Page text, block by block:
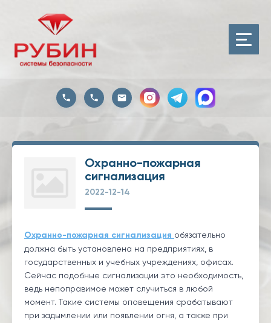
Охранно-пожарная
сигнализация
2022-12-14
Охранно-пожарная сигнализация обязательно
должна быть установлена на предприятиях, в
государственных и учебных учреждениях, офисах.
Сейчас подобные сигнализации это необходимость,
ведь непоправимое может случиться в любой
момент. Такие системы оповещения срабатывают
при задымлении или появлении огня, а также при